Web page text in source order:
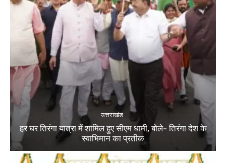
उत्तराखंड
हर घर तिरंगा यात्रा में शामिल हुए सीएम धामी, बोले- तिरंगा देश के
स्वाभिमान का प्रतीक